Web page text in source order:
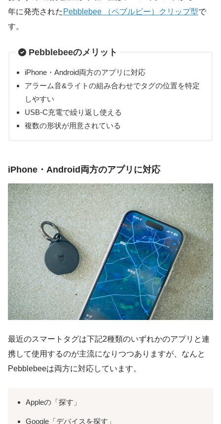
年に発売された Pebblebee （ペブルビー）クリップ型で
す。
Pebblebeeのメリット
iPhone・Android両方のアプリに対応
アラーム音&ライトの組み合わせでタグの位置を特定
しやすい
USB-C充電で繰り返し使える
複数の形状が用意されている
iPhone・Android両方のアプリに対応
最近のスマートタグは下記2種類のいずれかのアプリと連
携して使用するのが主流になりつつありますが、なんと
Pebblebeeは両方に対応しています。
Appleの「探す」
Google「デバイスを探す」